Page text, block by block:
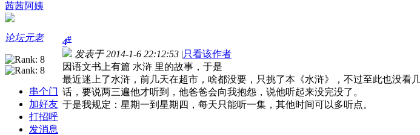
茜茜阿姨
论坛元老
串个门
加好友
打招呼
发消息
4#
发表于 2014-1-6 22:12:53 |只看该作者
因语文书上有篇 水浒 里的故事，于是
最近迷上了水浒，前几天在超市，啥都没要，只挑了本《水浒》，不过至此也没
话，要说两三遍他才听到，他爸爸会向我抱怨，说他听起来没完没了。
于是我规定：星期一到星期四，每天只能听一集，其他时间可以多听点。